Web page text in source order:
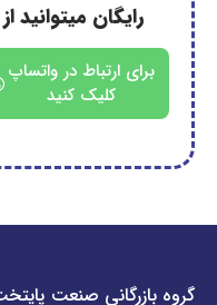
میتوانید از راه های
در واتساپ
کلیک کنید
صنعت پایتخت با سال‌ها